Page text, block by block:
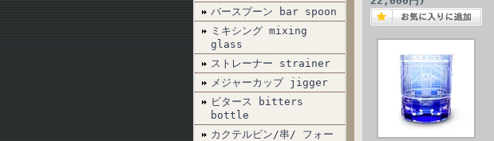
バースプーン bar spoon
ミキシング mixing
glass
ストレーナー strainer
メジャーカップ jigger
ビタース bitters
bottle
カクテルピン/串/ フォー